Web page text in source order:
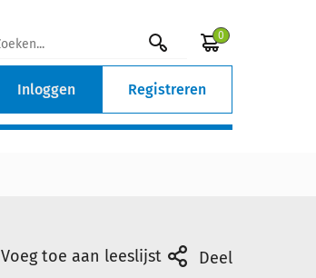
0
Inloggen Registreren
Voeg toe aan leeslijst Deel